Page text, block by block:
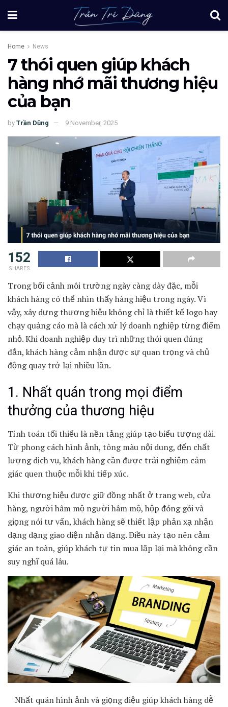
Home News
7 thói quen giúp khách
hàng nhớ mãi thương hiệu
của bạn
by Trần Dũng 9 November, 2025
152
SHARES
Trong bối cảnh môi trường ngày càng dày đặc, mỗi
khách hàng có thể nhìn thấy hàng hiệu trong ngày. Vì
vậy, xây dựng thương hiệukhông chỉ là thiết kế logo hay
chạy quảng cáo mà là cách xử lý doanh nghiệp từng điểm
nhỏ. Khi doanh nghiệp duy trì những thói quen đúng
đắn, khách hàng cảm nhận được sự quan trọng và chủ
động quay trở lại nhiều lần.
1. Nhất quán trong mọi điểm
thưởng của thương hiệu
Tính toán tối thiểu là nền tảng giúp tạo biểu tượng dài.
Từ phong cách hình ảnh, tông màu nội dung, đến chất
lượng dịch vụ, khách hàng cần được trải nghiệm cảm
giác quen thuộc mỗi khi tiếp xúc.
Khi thương hiệu được giữ đồng nhất ở trang web, cửa
hàng, người hâm mộ người hâm mộ, hộp đóng gói và
giọng nói tư vấn, khách hàng sẽ thiết lập phản xạ nhận
dạng dạng giao diện nhận dạng. Điều này tạo nên cảm
giác an toàn, giúp khách tự tin mua lặp lại mà không cần
suy nghĩ quá lâu.
Nhất quán hình ảnh và giọng điệu giúp khách hàng dễ